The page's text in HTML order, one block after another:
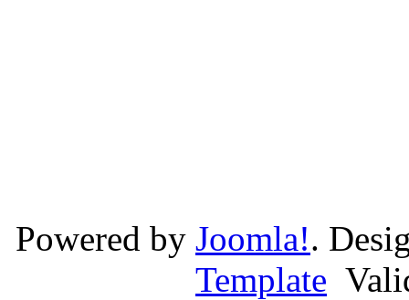
Powered by Joomla!.
Template